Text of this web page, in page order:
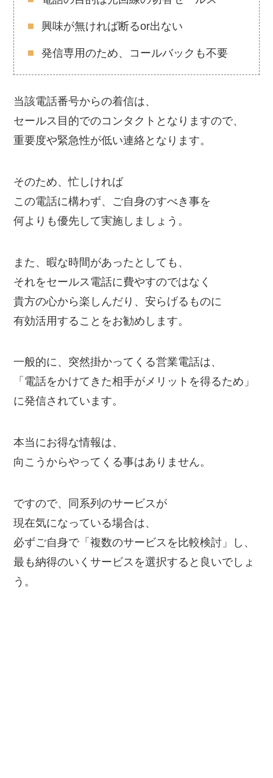
興味が無ければ断るor出ない
発信専用のため、コールバックも不要
当該電話番号からの着信は、
セールス目的でのコンタクトとなりますので、
重要度や緊急性が低い連絡となります。
そのため、忙しければ
この電話に構わず、ご自身のすべき事を
何よりも優先して実施しましょう。
また、暇な時間があったとしても、
それをセールス電話に費やすのではなく
貴方の心から楽しんだり、安らげるものに
有効活用することをお勧めします。
一般的に、突然掛かってくる営業電話は、
「電話をかけてきた相手がメリットを得るため」
に発信されています。
本当にお得な情報は、
向こうからやってくる事はありません。
ですので、同系列のサービスが
現在気になっている場合は、
必ずご自身で「複数のサービスを比較検討」し、
最も納得のいくサービスを選択すると良いでしょ
う。